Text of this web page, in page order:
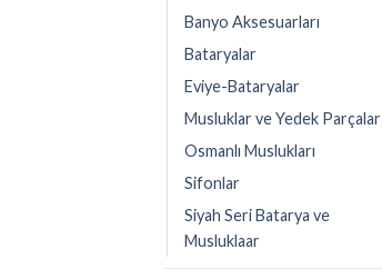
Banyo Aksesuarları
Bataryalar
Eviye-Bataryalar
Musluklar ve Yedek Parçalar
Osmanlı Muslukları
Sifonlar
Siyah Seri Batarya ve
Musluklaar